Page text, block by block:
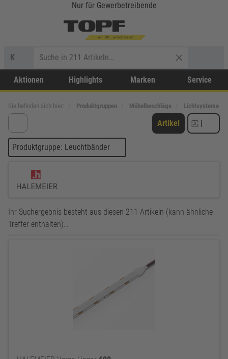
Nur für Gewerbetreibende
K
Aktionen Highlights Marken Service
Sie befinden sich hier: Produktgruppen Möbelbeschläge Lichtsysteme
Artikel |
Produktgruppe: Leuchtbänder
Ihr Suchergebnis besteht aus diesen 211 Artikeln (kann ähnliche
Treffer enthalten)…